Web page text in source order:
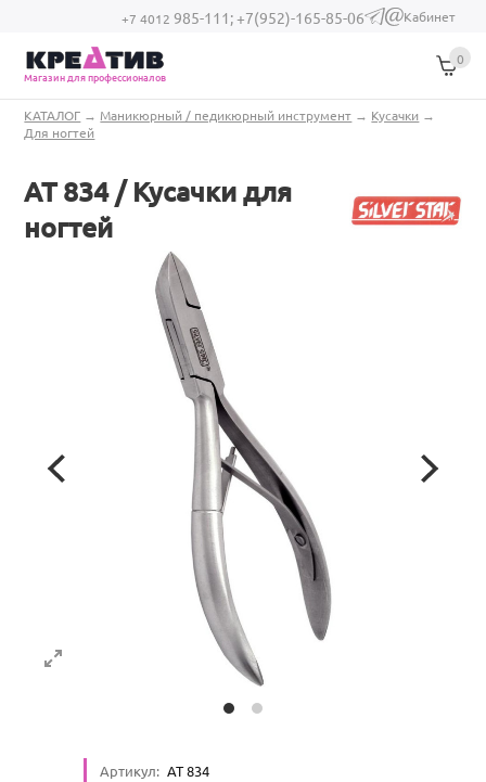
Перейти к основному содержанию
+7 4012 985-111;+7(952)-165-85-06
(link sends e-
Кабинет
Магазин для профессионалов
0
Вы здесь
КАТАЛОГ → Маникюрный / педикюрный инструмент → Кусачки →
Для ногтей
АТ 834 / Кусачки для
ногтей
Артикул: АТ 834